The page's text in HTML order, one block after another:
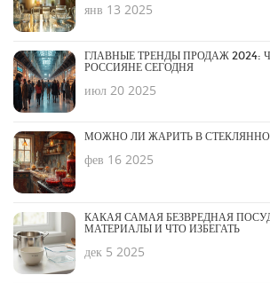
янв 13 2025
ГЛАВНЫЕ ТРЕНДЫ ПРОДАЖ 2024:
РОССИЯНЕ СЕГОДНЯ
июл 20 2025
МОЖНО ЛИ ЖАРИТЬ В
фев 16 2025
КАКАЯ САМАЯ БЕЗВРЕДНАЯ
МАТЕРИАЛЫ И ЧТО ИЗБЕГАТЬ
дек 5 2025